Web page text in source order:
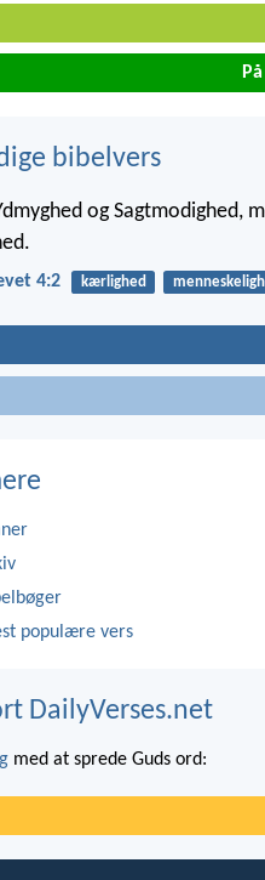
bibelvers
og Sagtmodighed,
4:2 kærlighed
populære vers
DailyVerses.net
med at sprede Guds ord: